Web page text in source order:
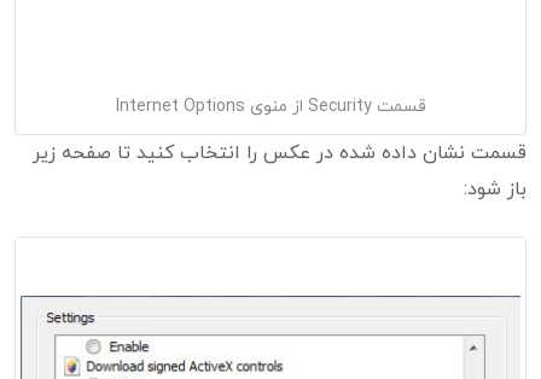
قسمت Security از منوی Internet Options
قسمت نشان داده شده در عکس را انتخاب کنید تا صفحه زیر
باز شود: